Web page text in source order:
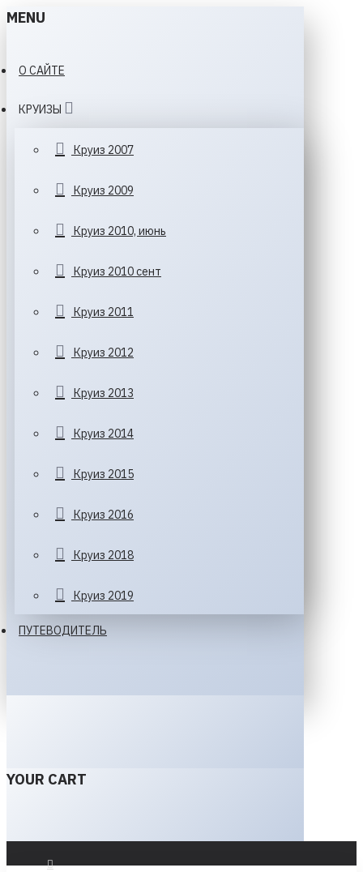
MENU
О САЙТЕ
КРУИЗЫ
Круиз 2007
Круиз 2009
Круиз 2010, июнь
Круиз 2010 сент
Круиз 2011
Круиз 2012
Круиз 2013
Круиз 2014
Круиз 2015
Круиз 2016
Круиз 2018
Круиз 2019
ПУТЕВОДИТЕЛЬ
YOUR CART